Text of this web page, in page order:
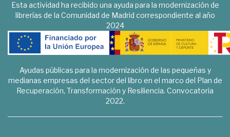
Esta actividad ha recibido una ayuda para la modernización de
librerías de la Comunidad de Madrid correspondiente al año
2024
Ayudas públicas para la modernización de las pequeñas y
medianas empresas del sector del libro en el marco del Plan de
Recuperación, Transformación y Resiliencia. Convocatoria
2022.